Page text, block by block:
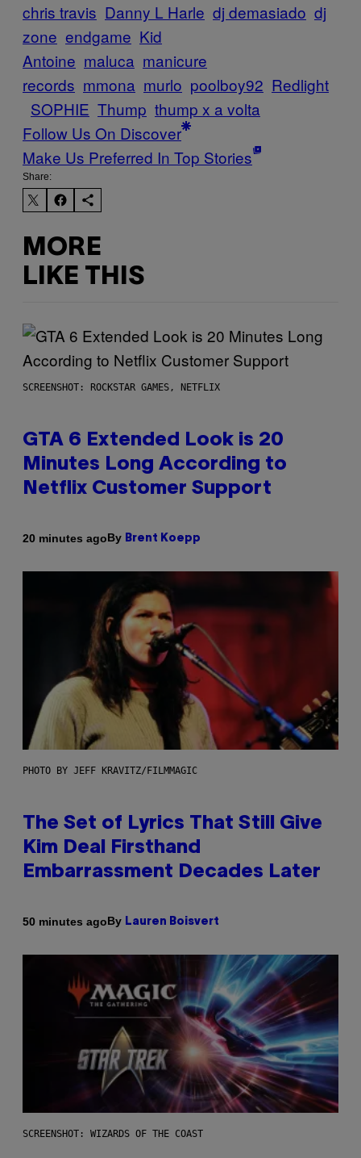
chris travis Danny L Harle dj demasiado dj
zone endgame Kid
Antoine maluca manicure
records mmona murlo poolboy92 Redlight
SOPHIE Thump thump x a volta
Follow Us On Discover
Make Us Preferred In Top Stories
Share:
MORE
LIKE THIS
SCREENSHOT: ROCKSTAR GAMES, NETFLIX
GTA 6 Extended Look is 20
Minutes Long According to
Netflix Customer Support
20 minutes agoBy Brent Koepp
PHOTO BY JEFF KRAVITZ/FILMMAGIC
The Set of Lyrics That Still Give
Kim Deal Firsthand
Embarrassment Decades Later
50 minutes agoBy Lauren Boisvert
SCREENSHOT: WIZARDS OF THE COAST